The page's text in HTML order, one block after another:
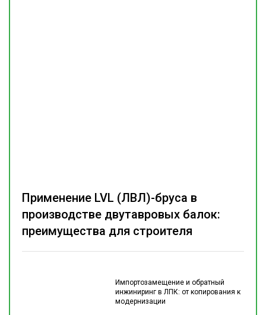
Импортозамещение и обратный
инжиниринг в ЛПК: от копирования к
модернизации
Применение LVL (ЛВЛ)-бруса в
производстве двутавровых балок:
преимущества для строителя